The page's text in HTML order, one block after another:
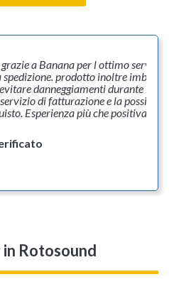
a Banana per l ottimo servizio
prodotto inoltre
danneggiamenti durante il
di fatturazione e la
Esperienza più che positiva è
in Rotosound